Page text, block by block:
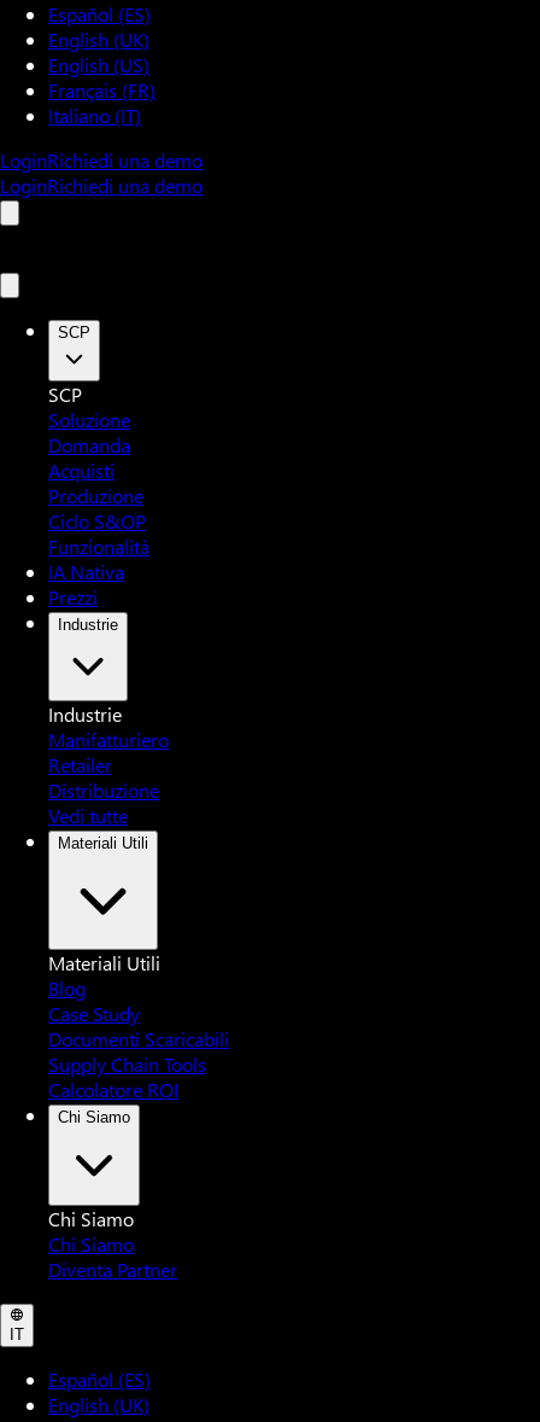
Español (ES)
English (UK)
English (US)
Français (FR)
Italiano (IT)
LoginRichiedi una demo
LoginRichiedi una demo
SCP
SCP
Soluzione
Domanda
Acquisti
Produzione
Ciclo S&OP
Funzionalità
IA Nativa
Prezzi
Industrie
Industrie
Manifatturiero
Retailer
Distribuzione
Vedi tutte
Materiali Utili
Materiali Utili
Blog
Case Study
Documenti Scaricabili
Supply Chain Tools
Calcolatore ROI
Chi Siamo
Chi Siamo
Chi Siamo
Diventa Partner
IT
Español (ES)
English (UK)